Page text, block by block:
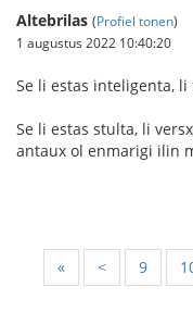
Altebrilas (Profiel tonen)
1 augustus 2022 10:40:20
Se li estas inteligenta,
Se li estas stulta, li
antaux ol enmarigi ilin
« < 9